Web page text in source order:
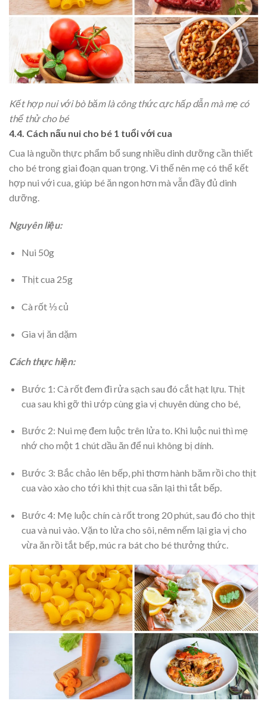
Kết hợp nui với bò băm là công thức cực hấp dẫn mà mẹ có
thể thử cho bé
4.4. Cách nấu nui cho bé 1 tuổi với cua
Cua là nguồn thực phẩm bổ sung nhiều dinh dưỡng cần thiết
cho bé trong giai đoạn quan trọng. Vì thế nên mẹ có thể kết
hợp nui với cua, giúp bé ăn ngon hơn mà vẫn đầy đủ dinh
dưỡng.
Nguyên liệu:
Nui 50g
Thịt cua 25g
Cà rốt ⅓ củ
Gia vị ăn dặm
Cách thực hiện:
Bước 1: Cà rốt đem đi rửa sạch sau đó cắt hạt lựu. Thịt
cua sau khi gỡ thì ướp cùng gia vị chuyên dùng cho bé,
Bước 2: Nui mẹ đem luộc trên lửa to. Khi luộc nui thì mẹ
nhớ cho một 1 chút dầu ăn để nui không bị dính.
Bước 3: Bắc chảo lên bếp, phi thơm hành băm rồi cho thịt
cua vào xào cho tới khi thịt cua săn lại thì tắt bếp.
Bước 4: Mẹ luộc chín cà rốt trong 20 phút, sau đó cho thịt
cua và nui vào. Vặn to lửa cho sôi, nêm nếm lại gia vị cho
vừa ăn rồi tắt bếp, múc ra bát cho bé thưởng thức.